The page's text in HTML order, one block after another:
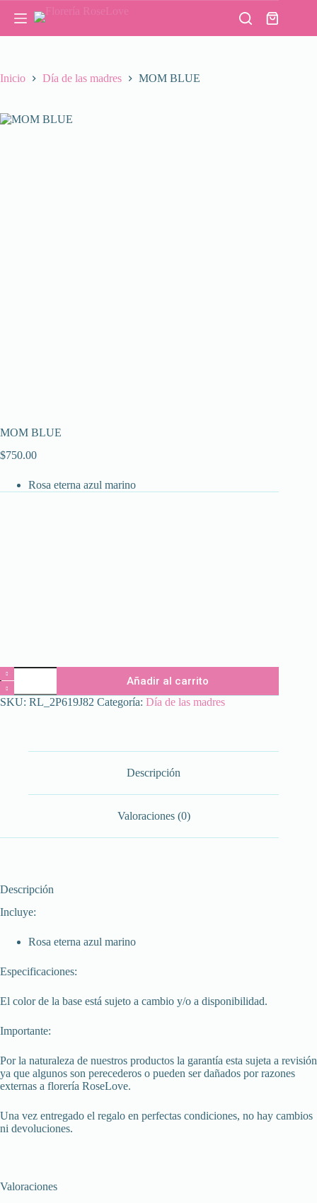
Carro
de
Inicio Día de las madres MOM BLUE
MOM BLUE
$750.00
Rosa eterna azul marino
MOM
BLUE
cantidad
Añadir al carrito
SKU: RL_2P619J82 Categoría: Día de las madres
Descripción
Valoraciones (0)
Descripción
Incluye:
Rosa eterna azul marino
Especificaciones:
El color de la base está sujeto a cambio y/o a disponibilidad.
Importante:
Por la naturaleza de nuestros productos la garantía esta sujeta a revisión
ya que algunos son perecederos o pueden ser dañados por razones
externas a florería RoseLove.
Una vez entregado el regalo en perfectas condiciones, no hay cambios
ni devoluciones.
Valoraciones